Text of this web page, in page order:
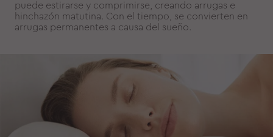
puede estirarse y comprimirse, creando arrugas e
hinchazón matutina. Con el tiempo, se convierten en
arrugas permanentes a causa del sueño.